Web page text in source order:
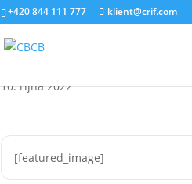
+420 844 111 777 klient@crif.com
Informační
10. října 2022
[featured_image]